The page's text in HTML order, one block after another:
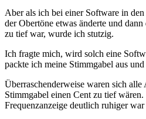
Aber als ich bei einer Software in
der Obertöne etwas änderte und
zu tief war, wurde ich stutzig.
Ich fragte mich, wird solch eine
packte ich meine Stimmgabel aus und
Überraschenderweise waren sich alle
Stimmgabel einen Cent zu tief
Frequenzanzeige deutlich ruhiger